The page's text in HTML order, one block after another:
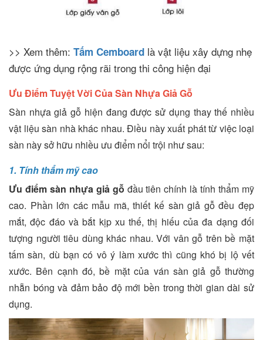
>> Xem thêm: Tấm Cemboard là vật liệu xây dựng nhẹ
được ứng dụng rộng rãi trong thi công hiện đại
Ưu Điểm Tuyệt Vời Của Sàn Nhựa Giả Gỗ
Sàn nhựa giả gỗ hiện đang được sử dụng thay thế nhiều
vật liệu sàn nhà khác nhau. Điều này xuất phát từ việc loại
sàn này sở hữu nhiều ưu điểm nổi trội như sau:
1. Tính thẩm mỹ cao
Ưu điểm sàn nhựa giả gỗ đầu tiên chính là tính thẩm mỹ
cao. Phần lớn các mẫu mã, thiết kế sàn giả gỗ đều đẹp
mắt, độc đáo và bắt kịp xu thế, thị hiếu của đa dạng đối
tượng người tiêu dùng khác nhau. Với vân gỗ trên bề mặt
tấm sàn, dù bạn có vô ý làm xước thì cũng khó bị lộ vết
xước. Bên cạnh đó, bề mặt của ván sàn giả gỗ thường
nhẵn bóng và đảm bảo độ mới bền trong thời gian dài sử
dụng.